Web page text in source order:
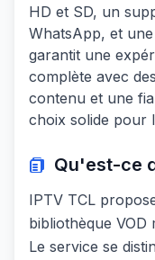
HD et SD, un
WhatsApp, et
garantit une
complète avec
contenu et une
choix solide pour
Qu'est-ce
IPTV TCL
bibliothèque VOD
Le service se